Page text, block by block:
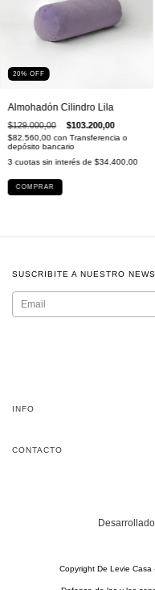
20% OFF
Almohadón Cilindro Lila
$129.000,00 $103.200,00
$82.560,00con Transferencia o
depósito bancario
3 cuotas sin interés de$34.400,00
COMPRAR
SUSCRIBITE A NUESTRO
INFO
CONTACTO
Copyright De Levie Casa